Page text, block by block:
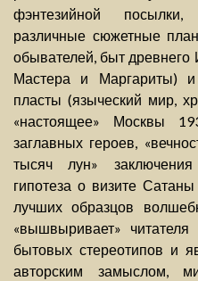
фэнтезийной
различные сюжетные
обывателей, быт
Мастера и Маргариты)
пласты (языческий мир,
«настоящее» Москвы
заглавных героев,
тысяч лун» заключения
гипотеза о визите
лучших образцов
«вышвыривает»
бытовых стереотипов и
авторским замыслом,